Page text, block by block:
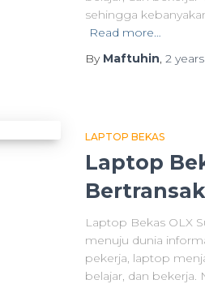
sehingga
Read more…
By Maftuhin, 2 years
LAPTOP BEKAS
Laptop
Laptop Bekas OLX
menuju dunia
pekerja, laptop
belajar, dan